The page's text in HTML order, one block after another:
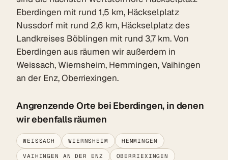
Eberdingen mit rund 1,5 km, Häckselplatz
Nussdorf mit rund 2,6 km, Häckselplatz des
Landkreises Böblingen mit rund 3,7 km. Von
Eberdingen aus räumen wir außerdem in
Weissach, Wiernsheim, Hemmingen, Vaihingen
an der Enz, Oberriexingen.
Angrenzende Orte bei Eberdingen, in denen
wir ebenfalls räumen
WEISSACH WIERNSHEIM HEMMINGEN
VAIHINGEN AN DER ENZ OBERRIEXINGEN